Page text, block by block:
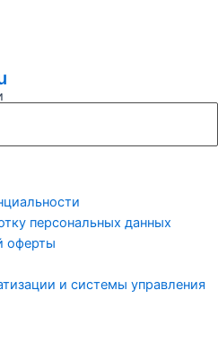
персональных данных
оферты
и системы управления